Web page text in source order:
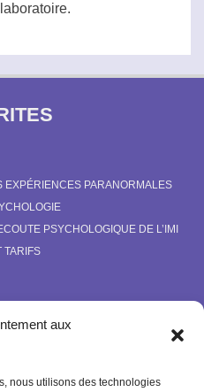
aux
nous utilisons des technologies
EXPÉRIENCES PARANORMALES
PSYCHOLOGIQUE DE L’IMI
TARIFS
BULLETIN MÉTAPSYCHIQUE” ET